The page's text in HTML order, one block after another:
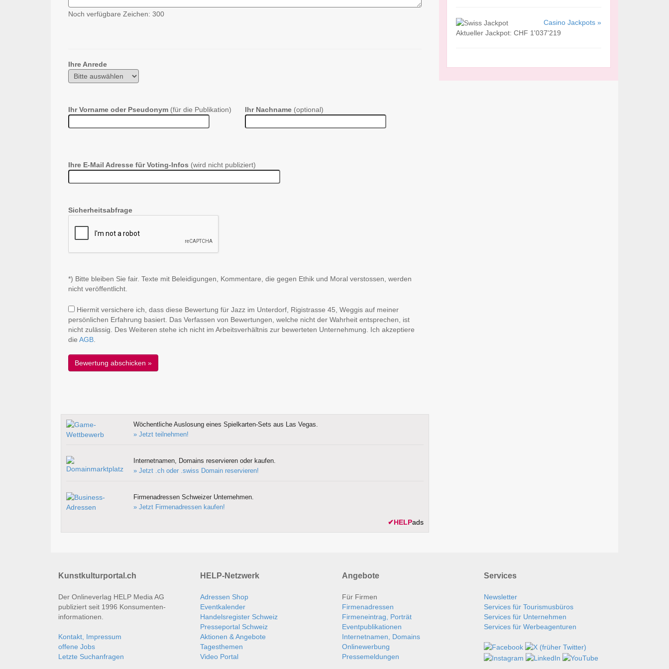
Noch verfügbare Zeichen: 300
Ihre Anrede
Ihr Vorname oder Pseudonym (für die Publikation) Ihr Nachname (optional)
Ihre E-Mail Adresse für Voting-Infos (wird nicht publiziert)
Sicherheitsabfrage
*) Bitte bleiben Sie fair. Texte mit Beleidigungen, Kommentare, die gegen Ethik und Moral verstossen, werden
nicht veröffentlicht.
Hiermit versichere ich, dass diese Bewertung für Jazz im Unterdorf, Rigistrasse 45, Weggis auf meiner
persönlichen Erfahrung basiert. Das Verfassen von Bewertungen, welche nicht der Wahrheit entsprechen, ist
nicht zulässig. Des Weiteren stehe ich nicht im Arbeitsverhältnis zur bewerteten Unternehmung. Ich akzeptiere
die AGB
Wöchentliche Auslosung eines Spielkarten-Sets aus Las Vegas.
» Jetzt teilnehmen!
Internetnamen, Domains reservieren oder kaufen.
» Jetzt .ch oder .swiss Domain reservieren!
Firmenadressen Schweizer Unternehmen.
» Jetzt Firmenadressen kaufen!
✔HELPads
Casino Jackpots »
Aktueller Jackpot: CHF 1'037'219
Kunstkulturportal.ch
Der Onlineverlag HELP Media AG
publiziert seit 1996 Konsumenten­
informationen.
Kontakt, Impressum
offene Jobs
Letzte Suchanfragen
HELP-Netzwerk
Adressen Shop
Eventkalender
Handelsregister Schweiz
Presseportal Schweiz
Aktionen & Angebote
Tagesthemen
Video Portal
Angebote
Für Firmen
Firmenadressen
Firmeneintrag, Porträt
Eventpublikationen
Internetnamen, Domains
Onlinewerbung
Pressemeldungen
Services
Newsletter
Services für Tourismusbüros
Services für Unternehmen
Services für Werbeagenturen